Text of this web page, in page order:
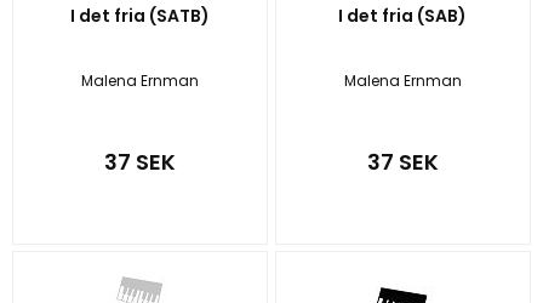
I det fria (SATB)
Malena Ernman
37 SEK
I det fria (SAB)
Malena Ernman
37 SEK